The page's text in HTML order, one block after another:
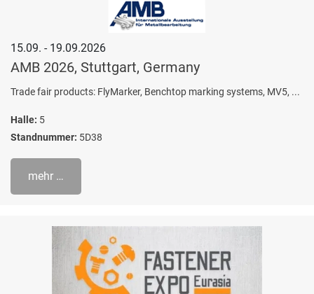
15.09. - 19.09.2026
AMB 2026, Stuttgart, Germany
Trade fair products: FlyMarker, Benchtop marking systems, MV5, ...
Halle: 5
Standnummer: 5D38
mehr …